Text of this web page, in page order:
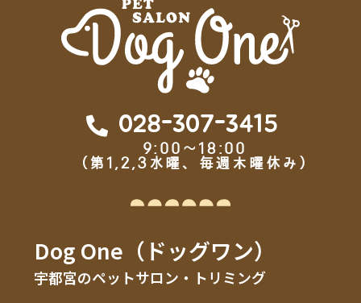
028-307-3415
9:00～18:00
（第1,2,3水曜、毎週木曜休み）
Dog One（ドッグワン）
宇都宮のペットサロン・トリミング